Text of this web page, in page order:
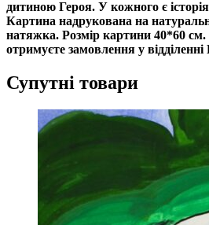
дитиною Героя. У кожного є
Картина надрукована на
натяжка. Розмір картини 40*60
отримуєте замовлення у
Супутні товари